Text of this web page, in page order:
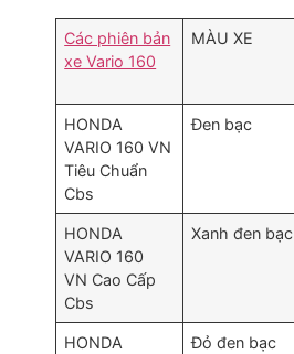
Các phiên bản
xe Vario 160
MÀU XE
HONDA
VARIO 160 VN
Tiêu Chuẩn
Cbs
Đen bạc
HONDA
VARIO 160
VN Cao Cấp
Cbs
Xanh đen bạc
HONDA
Đỏ đen bạc